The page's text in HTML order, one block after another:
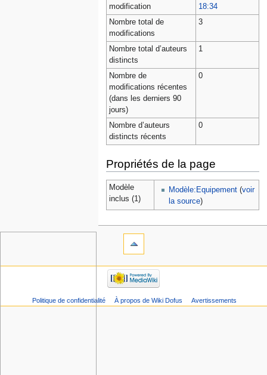
modification
18:34
Nombre total de
modifications
3
Nombre total d’auteurs
distincts
1
Nombre de
modifications récentes
(dans les derniers 90
jours)
0
Nombre d’auteurs
distincts récents
0
Propriétés de la page
Modèle
inclus (1)
Modèle:Equipement(voir
la source)
Politique de confidentialité À propos de Wiki Dofus Avertissements